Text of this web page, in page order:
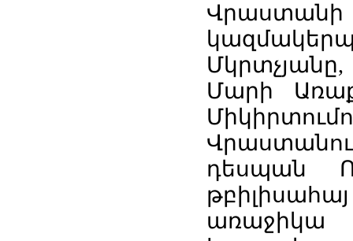
Մարի
դեսպան
առաջիկա